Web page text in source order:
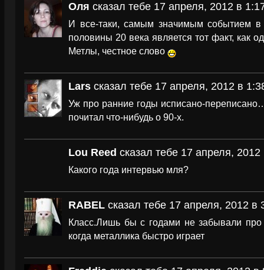
Оля сказал тебе 17 апреля, 2012 в
И все-таки, самым значимым событием в
половины 20 века является тот факт, как
Метлы, честное слово
Lars сказал тебе 17 апреля, 2012 в
Уж про ранние годы исписано-
почитал что-нибудь о 90-х.
Lou Reed сказал тебе 17 апреля,
Какого года интервью мля?
RABEL сказал тебе 17 апреля, 2012 в
Класс.Лишь бы с годами не забывали
когда металлика быстро играет